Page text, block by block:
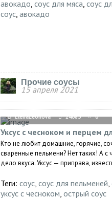
авокадо, соус для мяса, соус
соус, авокадо
Прочие соусы
15 апреля 2021
ElenaLeonova 24085 0
Уксус с чесноком и перцем
Кто не любит домашние, горячие,
сваренные пельмени? Нет таких! А с
дело вкуса. Уксус — приправа,
Теги: соус, соус для пельменей,
уксус с чесноком, острый соус